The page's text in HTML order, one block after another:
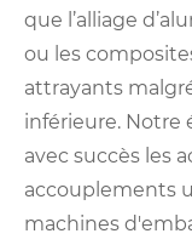
que l’alliage
ou les
attrayants
inférieure. Notre
avec succès les
accouplements
machines